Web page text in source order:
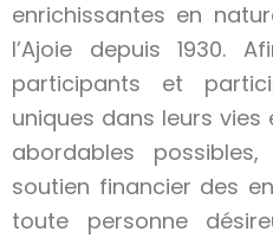
enrichissantes en
l’Ajoie depuis 1930.
participants et
uniques dans leurs
abordables
soutien financier des
toute personne